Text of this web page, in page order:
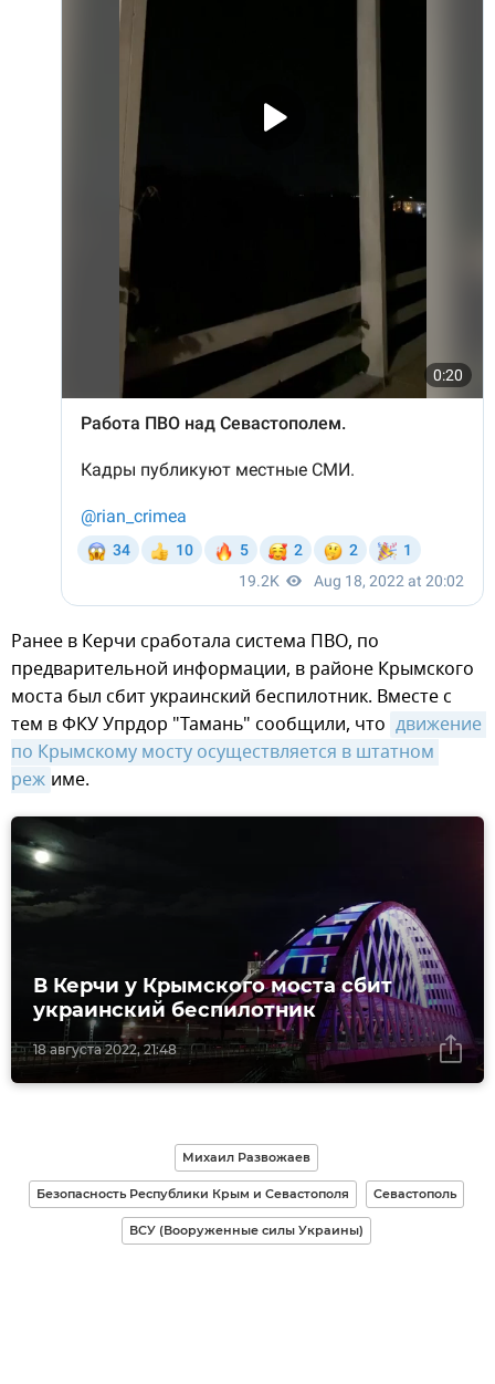
Ранее в Керчи сработала система ПВО, по
предварительной информации, в районе Крымского
моста был сбит украинский беспилотник. Вместе с
тем в ФКУ Упрдор "Тамань" сообщили, что движение
по Крымскому мосту осуществляется в штатном
реж име.
18 августа 2022, 21:48
В Керчи у Крымского моста сбит
украинский беспилотник
Михаил Развожаев
Безопасность Республики Крым и Севастополя Севастополь
ВСУ (Вооруженные силы Украины)